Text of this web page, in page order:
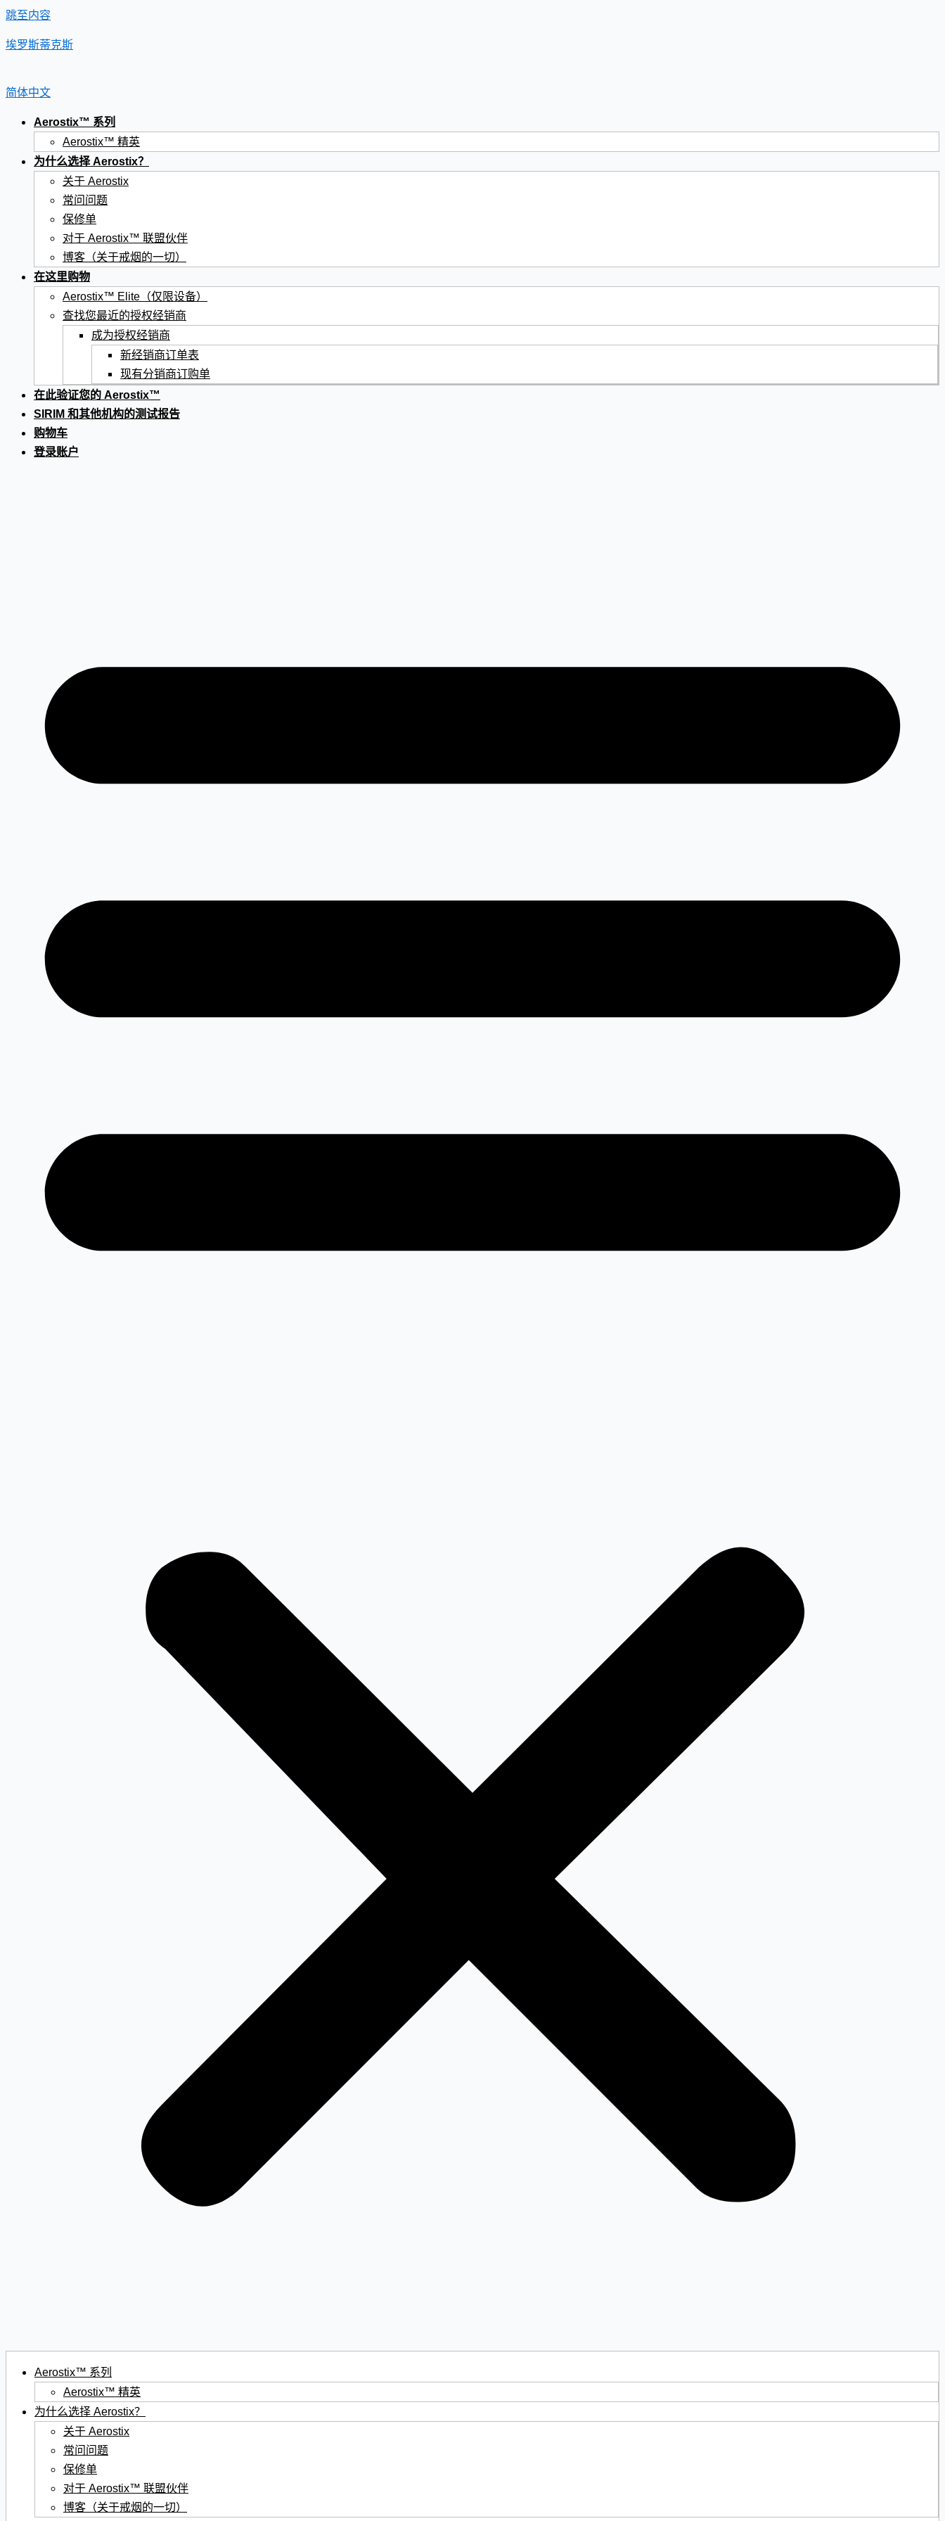
跳至内容
埃罗斯蒂克斯
简体中文
Aerostix™ 系列
Aerostix™ 精英
为什么选择 Aerostix？
关于 Aerostix
常问问题
保修单
对于 Aerostix™ 联盟伙伴
博客（关于戒烟的一切）
在这里购物
Aerostix™ Elite（仅限设备）
查找您最近的授权经销商
成为授权经销商
新经销商订单表
现有分销商订购单
在此验证您的 Aerostix™
SIRIM 和其他机构的测试报告
购物车
登录账户
Aerostix™ 系列
Aerostix™ 精英
为什么选择 Aerostix？
关于 Aerostix
常问问题
保修单
对于 Aerostix™ 联盟伙伴
博客（关于戒烟的一切）